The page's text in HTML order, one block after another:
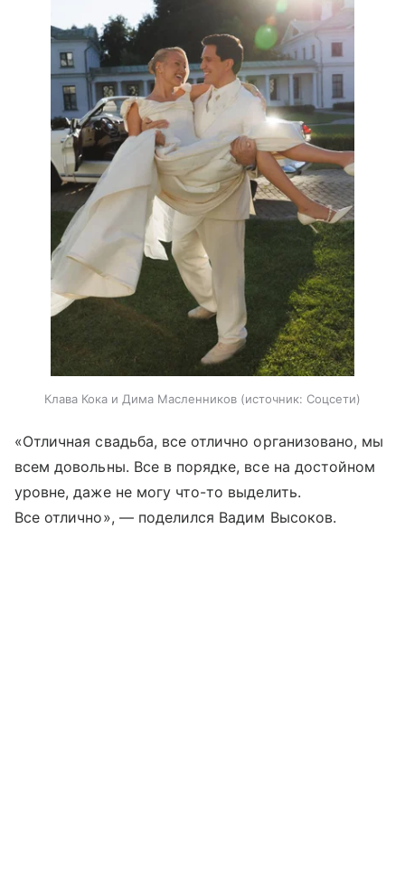
Клава Кока и Дима Масленников источник: Соцсети
«Отличная свадьба, все отлично организовано, мы
всем довольны. Все в порядке, все на достойном
уровне, даже не могу что-то выделить.
Все отлично», — поделился Вадим Высоков.